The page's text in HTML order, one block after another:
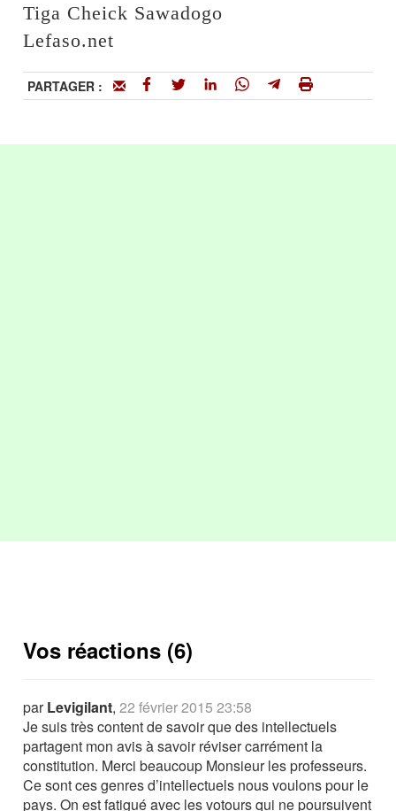
Tiga Cheick Sawadogo
Lefaso.net
PARTAGER :
Vos réactions (6)
parLevigilant,22 février 2015 23:58
Je suis très content de savoir que des intellectuels
partagent mon avis à savoir réviser carrément la
constitution. Merci beaucoup Monsieur les professeurs.
Ce sont ces genres d’intellectuels nous voulons pour le
pays. On est fatigué avec les votours qui ne poursuivent